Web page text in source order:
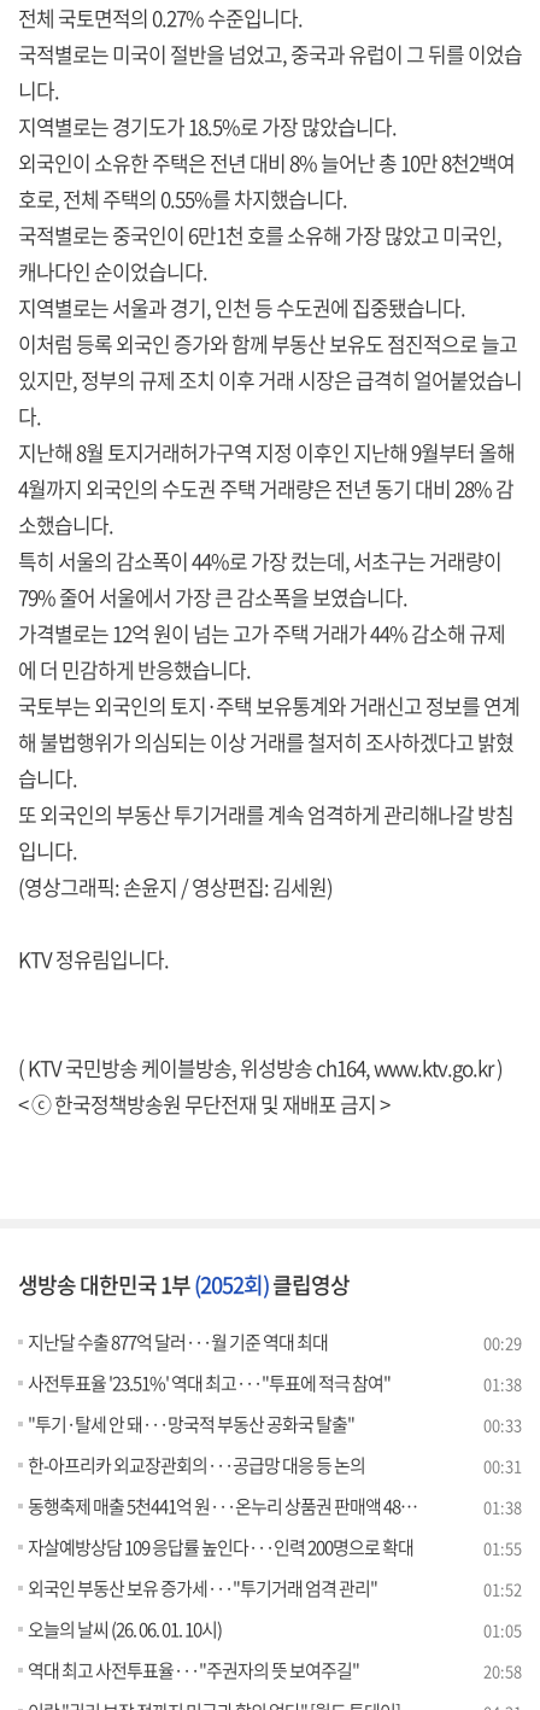
전체 국토면적의 0.27% 수준입니다.
국적별로는 미국이 절반을 넘었고, 중국과 유럽이 그 뒤를 이었습
니다.
지역별로는 경기도가 18.5%로 가장 많았습니다.
외국인이 소유한 주택은 전년 대비 8% 늘어난 총 10만 8천2백여
호로, 전체 주택의 0.55%를 차지했습니다.
국적별로는 중국인이 6만1천 호를 소유해 가장 많았고 미국인,
캐나다인 순이었습니다.
지역별로는 서울과 경기, 인천 등 수도권에 집중됐습니다.
이처럼 등록 외국인 증가와 함께 부동산 보유도 점진적으로 늘고
있지만, 정부의 규제 조치 이후 거래 시장은 급격히 얼어붙었습니
다.
지난해 8월 토지거래허가구역 지정 이후인 지난해 9월부터 올해
4월까지 외국인의 수도권 주택 거래량은 전년 동기 대비 28% 감
소했습니다.
특히 서울의 감소폭이 44%로 가장 컸는데, 서초구는 거래량이
79% 줄어 서울에서 가장 큰 감소폭을 보였습니다.
가격별로는 12억 원이 넘는 고가 주택 거래가 44% 감소해 규제
에 더 민감하게 반응했습니다.
국토부는 외국인의 토지·주택 보유통계와 거래신고 정보를 연계
해 불법행위가 의심되는 이상 거래를 철저히 조사하겠다고 밝혔
습니다.
또 외국인의 부동산 투기거래를 계속 엄격하게 관리해나갈 방침
입니다.
(영상그래픽: 손윤지 / 영상편집: 김세원)
KTV 정유림입니다.
( KTV 국민방송 케이블방송, 위성방송 ch164,www.ktv.go.kr)
< ⓒ 한국정책방송원 무단전재 및 재배포 금지 >
생방송 대한민국 1부(2052회)클립영상
지난달 수출 877억 달러···월 기준 역대 최대 00:29
사전투표율 '23.51%' 역대 최고···"투표에 적극 참여" 01:38
"투기·탈세 안 돼···망국적 부동산 공화국 탈출" 00:33
한-아프리카 외교장관회의···공급망 대응 등 논의 00:31
동행축제 매출 5천441억 원···온누리 상품권 판매액 48%↑ 01:38
자살예방상담 109 응답률 높인다···인력 200명으로 확대 01:55
외국인 부동산 보유 증가세···"투기거래 엄격 관리" 01:52
오늘의 날씨 (26. 06. 01. 10시) 01:05
역대 최고 사전투표율···"주권자의 뜻 보여주길" 20:58